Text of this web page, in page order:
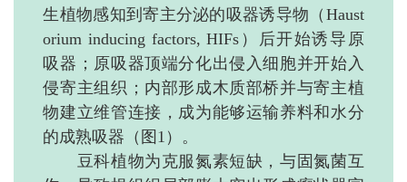
生植物感知到寄主分泌的吸器诱导物（ Haust
orium inducing factors, HIFs）后开始诱导原
吸器；原吸器顶端分化出侵入细胞并开始入
侵寄主组织；内部形成木质部桥并与寄主植
物建立维管连接，成为能够运输养料和水分
的成熟吸器（图1）。
豆科植物为克服氮素短缺，与固氮菌互